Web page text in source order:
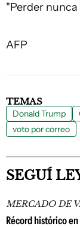
"Perder nunca
AFP
TEMAS
Donald Trump
voto por correo
SEGUÍ
MERCADO DE
Récord histórico